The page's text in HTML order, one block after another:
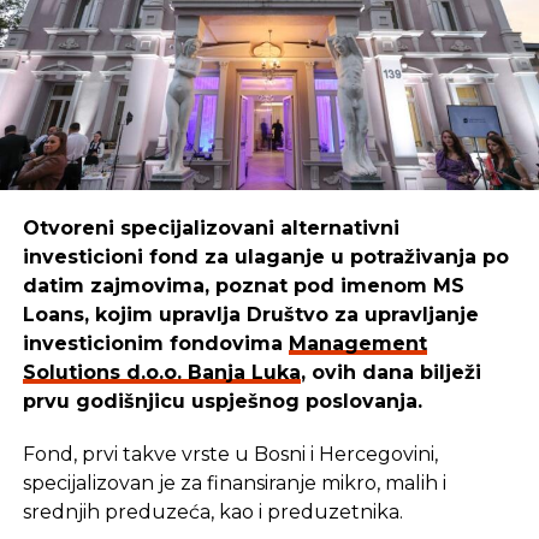
SRNA
Otvoreni specijalizovani alternativni
investicioni fond za ulaganje u potraživanja po
datim zajmovima, poznat pod imenom MS
Loans, kojim upravlja Društvo za upravljanje
investicionim fondovima Management
Solutions d.o.o. Banja Luka, ovih dana bilježi
prvu godišnjicu uspješnog poslovanja.
Fond, prvi takve vrste u Bosni i Hercegovini,
specijalizovan je za finansiranje mikro, malih i
srednjih preduzeća, kao i preduzetnika.